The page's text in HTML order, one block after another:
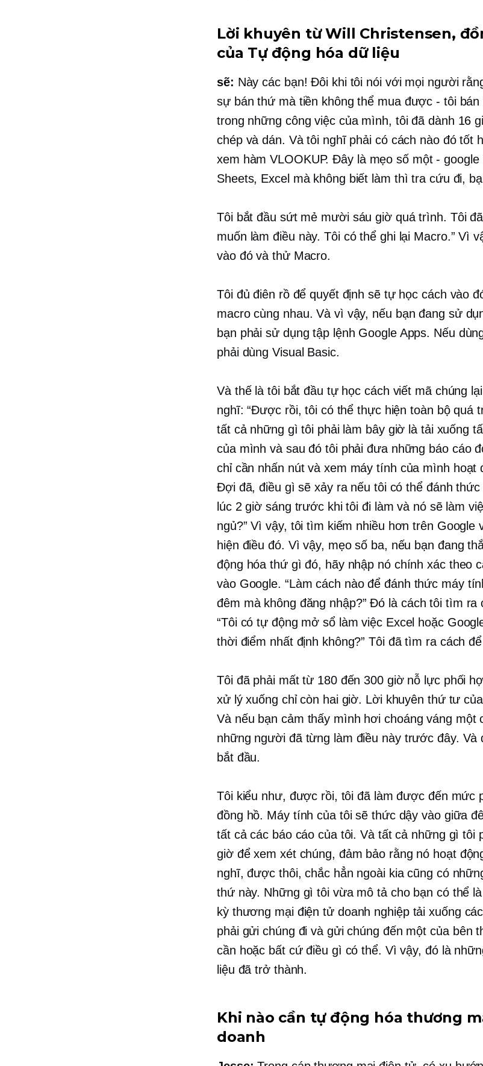
Lời khuyên từ Will Christensen,
của Tự động hóa dữ liệu
sẽ: Này các bạn! Đôi khi tôi nói với mọi người
sự bán thứ mà tiền không thể mua được - tôi
trong những công việc của mình, tôi đã dành 16
chép và dán. Và tôi nghĩ phải có cách nào đó tốt
xem hàm VLOOKUP. Đây là mẹo số một - google
Sheets, Excel mà không biết làm thì tra cứu đi,
Tôi bắt đầu sứt mẻ mười sáu giờquá trình. Tôi
muốn làm điều này. Tôi có thể ghi lại Macro.” Vì
vào đó và thử Macro.
Tôi đủ điên rồ để quyết định sẽ tự học cách vào
macro cùng nhau. Và vì vậy, nếu bạn đang sử
bạn phải sử dụng tập lệnh Google Apps. Nếu
phải dùng Visual Basic.
Và thế là tôi bắt đầu tự học cách viết mã chúng
nghĩ: “Được rồi, tôi có thể thực hiện toàn bộ quá
tất cả những gì tôi phải làm bây giờ là tải xuống
của mình và sau đó tôi phải đưa những báo cáo
chỉ cần nhấn nút và xem máy tính của mình hoạt
Đợi đã, điều gì sẽ xảy ra nếu tôi có thể đánh
lúc 2 giờ sáng trước khi tôi đi làm và nó sẽ làm
ngủ?” Vì vậy, tôi tìm kiếm nhiều hơn trên Google
hiện điều đó. Vì vậy, mẹo số ba, nếu bạn đang
động hóa thứ gì đó, hãy nhập nó chính xác theo
vào Google. “Làm cách nào để đánh thức máy
đêm mà không đăng nhập?” Đó là cách tôi tìm ra
“Tôi có tự động mở sổ làm việc Excel hoặc
thời điểm nhất định không?” Tôi đã tìm ra cách
Tôi đã phải mất từ ​​180 đến 300 giờ nỗ lực phối
xử lý xuống chỉ còn hai giờ. Lời khuyên thứ tư
Và nếu bạn cảm thấy mình hơi choáng váng một
những người đã từng làm điều này trước đây. Và
bắt đầu.
Tôi kiểu như, được rồi, tôi đã làm được đến mức
đồng hồ. Máy tính của tôi sẽ thức dậy vào giữa
tất cả các báo cáo của tôi. Và tất cả những gì tôi
giờ để xem xét chúng, đảm bảo rằng nó hoạt
nghĩ, được thôi, chắc hẳn ngoài kia cũng có
thứ này. Những gì tôi vừa mô tả cho bạn có thể
kỳ thương mại điện tửdoanh nghiệp tải xuống
phải gửi chúng đi và gửi chúng đến mộtcủa bên
cần hoặc bất cứ điều gì có thể. Vì vậy, đó là
liệu đã trở thành.
Khi nào cần tự động hóa thương
doanh